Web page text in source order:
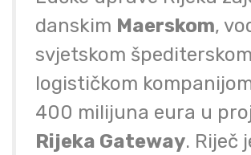
danskim Maerskom,
svjetskom
logističkom
400 milijuna eura u
Rijeka Gateway. Riječ